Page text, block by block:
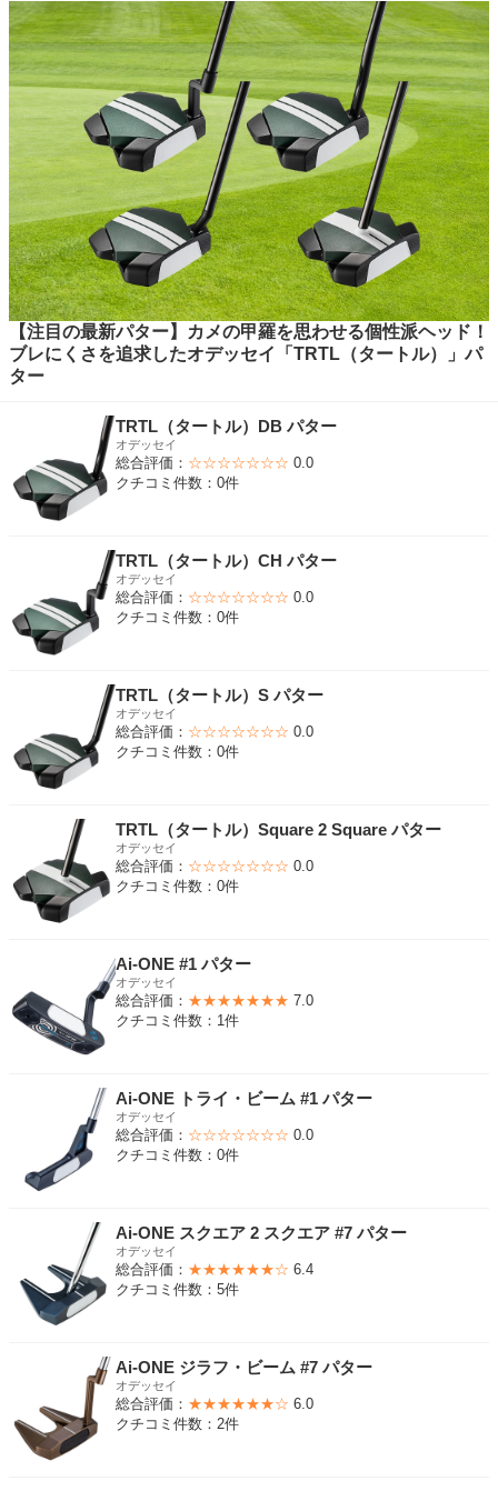
【注目の最新パター】カメの甲羅を思わせる個性派ヘッド！
ブレにくさを追求したオデッセイ「TRTL（タートル）」パ
ター
TRTL（タートル）DB パター
オデッセイ
総合評価： ☆☆☆☆☆☆☆ 0.0
クチコミ件数：0件
TRTL（タートル）CH パター
オデッセイ
総合評価： ☆☆☆☆☆☆☆ 0.0
クチコミ件数：0件
TRTL（タートル）S パター
オデッセイ
総合評価： ☆☆☆☆☆☆☆ 0.0
クチコミ件数：0件
TRTL（タートル）Square 2 Square パター
オデッセイ
総合評価： ☆☆☆☆☆☆☆ 0.0
クチコミ件数：0件
Ai-ONE #1 パター
オデッセイ
総合評価： ★★★★★★★ 7.0
クチコミ件数：1件
Ai-ONE トライ・ビーム #1 パター
オデッセイ
総合評価： ☆☆☆☆☆☆☆ 0.0
クチコミ件数：0件
Ai-ONE スクエア 2 スクエア #7 パター
オデッセイ
総合評価： ★★★★★★☆ 6.4
クチコミ件数：5件
Ai-ONE ジラフ・ビーム #7 パター
オデッセイ
総合評価： ★★★★★★☆ 6.0
クチコミ件数：2件